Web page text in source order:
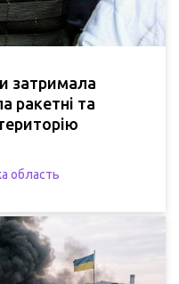
затримала
ракетні та
область